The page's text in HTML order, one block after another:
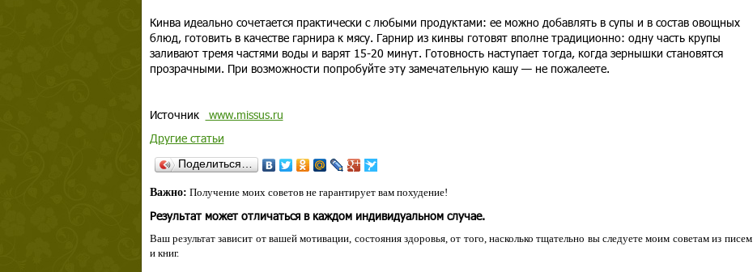
Кинва идеально сочетается практически с любыми продуктами: ее можно добавлять в супы и в состав овощных
блюд, готовить в качестве гарнира к мясу. Гарнир из кинвы готовят вполне традиционно: одну часть крупы
заливают тремя частями воды и варят 15-20 минут. Готовность наступает тогда, когда зернышки становятся
прозрачными. При возможности попробуйте эту замечательную кашу — не пожалеете.
Источник
www.missus.ru
Другие статьи
Поделиться…
Важно: Получение моих советов не гарантирует вам похудение!
Результат может отличаться в каждом индивидуальном случае.
Ваш результат зависит от вашей мотивации, состояния здоровья, от того, насколько тщательно вы следуете моим советам из писем
и книг.